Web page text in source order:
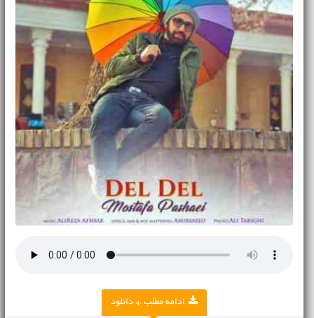
ادامه مطلب + دانلود